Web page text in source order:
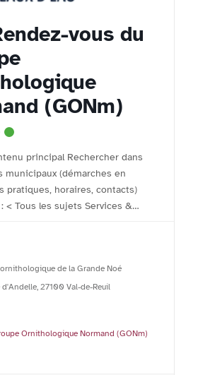
vous du
(GONm)
principal Rechercher dans
municipaux (démarches en
pratiques, horaires, contacts)
< Tous les sujets Services &
Le comptoir des associations
la vie associative rolivaloise
le :24/10/2023 Mis à jour
Le Groupe Ornithologique
ornithologique de la Grande Noé
d'Andelle, 27100 Val-de-Reuil
Ornithologique Normand (GONm)